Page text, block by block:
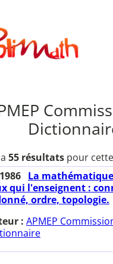
55 résultatspour
1986 La
qui l'enseignent :
ordre, topologie.
: APMEP